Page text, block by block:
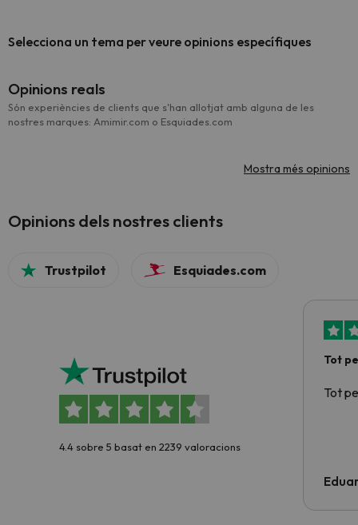
Selecciona un tema per veure opinions específiques
Opinions reals
Són experiències de clients que s'han allotjat amb alguna de les
nostres marques: Amimir.com o Esquiades.com
Mostra més opinions
Opinions dels nostres clients
Trustpilot Esquiades.com
4.4 sobre 5 basat en 2239 valoracions
Tot
Tot